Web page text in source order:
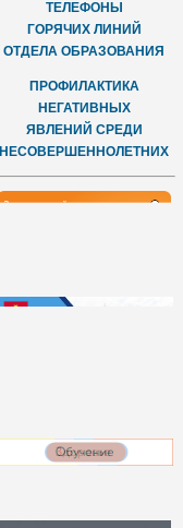
ТЕЛЕФОНЫ
ГОРЯЧИХ ЛИНИЙ
ОТДЕЛА ОБРАЗОВАНИЯ
ПРОФИЛАКТИКА
НЕГАТИВНЫХ
ЯВЛЕНИЙ СРЕДИ
НЕСОВЕРШЕННОЛЕТНИХ